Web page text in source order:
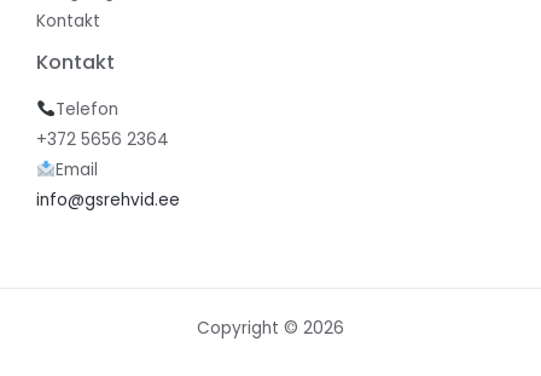
Kontakt
Kontakt
Telefon
+372 5656 2364
Email
info@gsrehvid.ee
Copyright © 2026